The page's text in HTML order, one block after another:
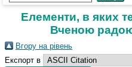
Елементи, в яких
Вченою
Вгору на рівень
Експорт в